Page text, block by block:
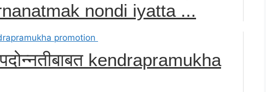
nondi iyatta ...
kendrapramukha